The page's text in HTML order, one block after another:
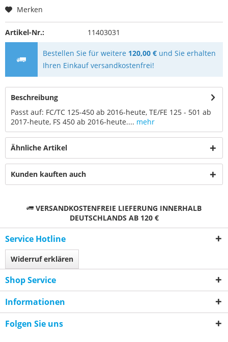
Merken
Artikel-Nr.: 11403031
Bestellen Sie für weitere 120,00 € und Sie erhalten
Ihren Einkauf versandkostenfrei!
Beschreibung
Passt auf: FC/TC 125-450 ab 2016-heute, TE/FE 125 - 501 ab
2017-heute, FS 450 ab 2016-heute.... mehr
Ähnliche Artikel
Kunden kauften auch
VERSANDKOSTENFREIE LIEFERUNG INNERHALB
DEUTSCHLANDS AB 120 €
Service Hotline
Widerruf erklären
Shop Service
Informationen
Folgen Sie uns